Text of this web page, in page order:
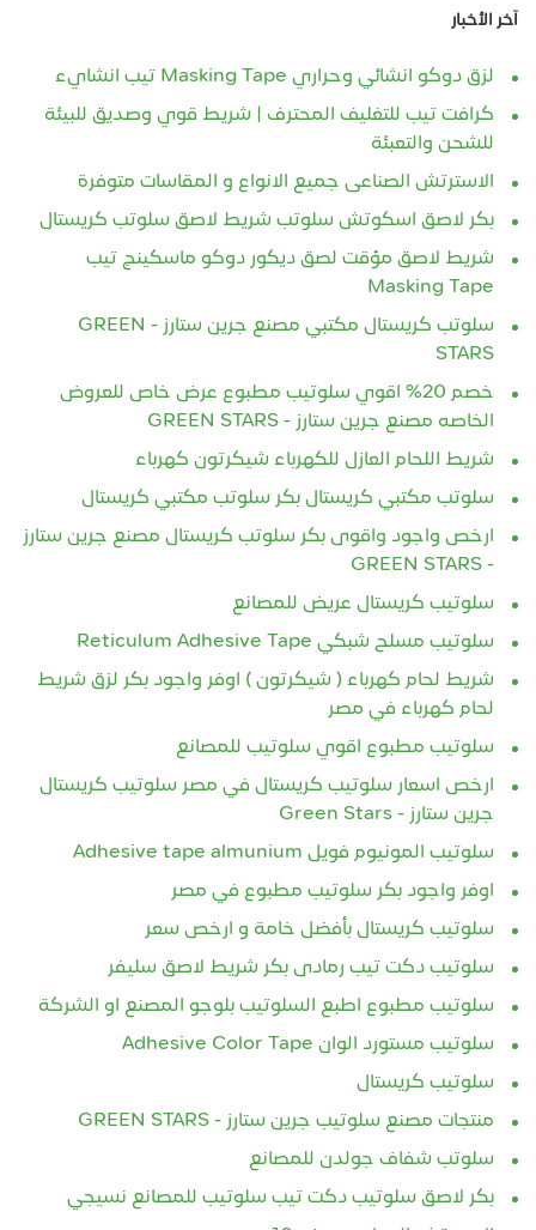
آخر الأخبار
لزق دوكو انشائي وحراري Masking Tape تيب انشايء
كرافت تيب للتغليف المحترف | شريط قوي وصديق للبيئة
للشحن والتعبئة
الاسترتش الصناعى جميع الانواع و المقاسات متوفرة
بكر لاصق اسكوتش سلوتب شريط لاصق سلوتب كريستال
شريط لاصق مؤقت لصق ديكور دوكو ماسكينج تيب
Masking Tape
سلوتب كريستال مكتبي مصنع جرين ستارز - GREEN
STARS
خصم 20% اقوي سلوتيب مطبوع عرض خاص للعروض
الخاصه مصنع جرين ستارز - GREEN STARS
شريط اللحام العازل للكهرباء شيكرتون كهرباء
سلوتب مكتبي كريستال بكر سلوتب مكتبي كريستال
ارخص واجود واقوى بكر سلوتب كريستال مصنع جرين ستارز
- GREEN STARS
سلوتيب كريستال عريض للمصانع
سلوتيب مسلح شبكي Reticulum Adhesive Tape
شريط لحام كهرباء ( شيكرتون ) اوفر واجود بكر لزق شريط
لحام كهرباء في مصر
سلوتيب مطبوع اقوي سلوتيب للمصانع
ارخص اسعار سلوتيب كريستال في مصر سلوتيب كريستال
جرين ستارز - Green Stars
سلوتيب المونيوم فويل Adhesive tape almunium
اوفر واجود بكر سلوتيب مطبوع في مصر
سلوتيب كريستال بأفضل خامة و ارخص سعر
سلوتيب دكت تيب رمادى بكر شريط لاصق سليفر
سلوتيب مطبوع اطبع السلوتيب بلوجو المصنع او الشركة
سلوتيب مستورد الوان Adhesive Color Tape
سلوتيب كريستال
منتجات مصنع سلوتيب جرين ستارز - GREEN STARS
سلوتب شفاف جولدن للمصانع
بكر لاصق سلوتيب دكت تيب سلوتيب للمصانع نسيجي